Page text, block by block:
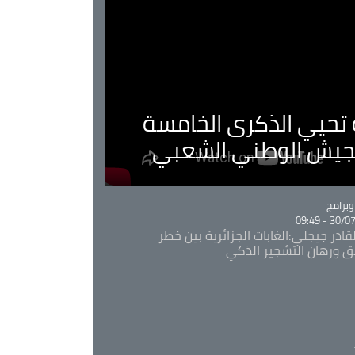
تحيي الذكرى الخامسة
الوطني الشعبي
30/07/
جيجلي:الغابات الجزائرية بين خطر
ورهان التشجير الذكي